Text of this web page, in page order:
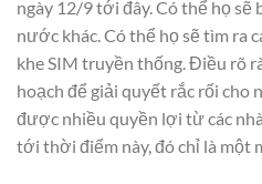
ngày 12/9 tới đây. Có thể họ sẽ
nước khác. Có thể họ sẽ tìm ra
khe SIM truyền thống. Điều rõ
hoạch để giải quyết rắc rối cho
được nhiều quyền lợi từ các
tới thời điểm này, đó chỉ là một